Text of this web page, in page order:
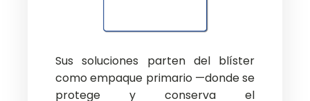
Sus soluciones parten del blíster
como empaque primario —donde se
protege y conserva el